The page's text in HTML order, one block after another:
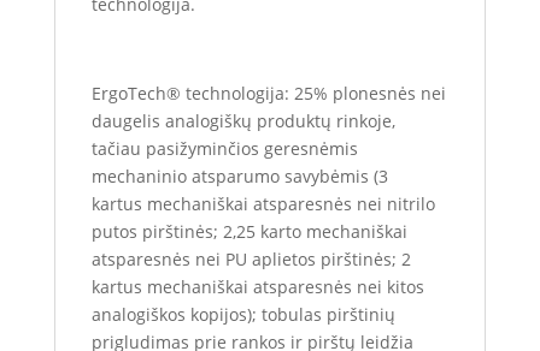
ErgoTech® technologija: 25% plonesnės nei
daugelis analogiškų produktų rinkoje,
tačiau pasižyminčios geresnėmis
mechaninio atsparumo savybėmis (3
kartus mechaniškai atsparesnės nei nitrilo
putos pirštinės; 2,25 karto mechaniškai
atsparesnės nei PU aplietos pirštinės; 2
kartus mechaniškai atsparesnės nei kitos
analogiškos kopijos); tobulas pirštinių
prigludimas prie rankos ir pirštų leidžia